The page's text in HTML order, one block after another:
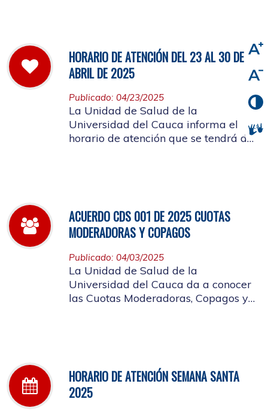
HORARIO DE ATENCIÓN DEL 23 AL 30 DE
ABRIL DE 2025
Publicado: 04/23/2025
La Unidad de Salud de la
Universidad del Cauca informa el
horario de atención que se tendrá del
ACUERDO CDS 001 DE 2025 CUOTAS
MODERADORAS Y COPAGOS
Publicado: 04/03/2025
La Unidad de Salud de la
Universidad del Cauca da a conocer
las Cuotas Moderadoras, Copagos y
HORARIO DE ATENCIÓN SEMANA SANTA
2025